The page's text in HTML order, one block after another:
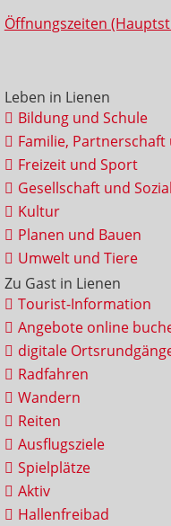
Öffnungszeiten
Leben in Lienen
Bildung und Schule
Familie,
Freizeit und Sport
Gesellschaft und
Kultur
Planen und Bauen
Umwelt und Tiere
Zu Gast in Lienen
Tourist-Information
Angebote online
digitale
Radfahren
Wandern
Reiten
Ausflugsziele
Spielplätze
Aktiv
Hallenfreibad